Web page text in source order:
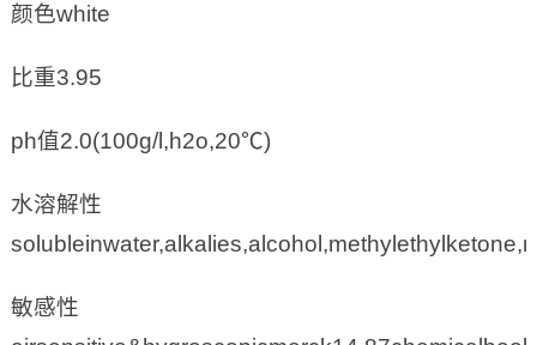
颜色white
比重3.95
ph值2.0(100g/l,h2o,20℃)
水溶解性
敏感性